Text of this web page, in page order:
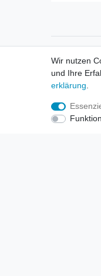
Zahlung
Wir nutzen
und Ihre
erklärung